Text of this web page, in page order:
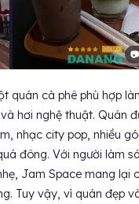
quán cà phê phù hợp
hơi nghệ thuật. Quán
nhạc city pop, nhiều
đông. Với người làm
Jam Space mang lại
Tuy vậy, vì quán đẹp